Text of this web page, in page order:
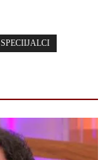
SPECIIJALCI